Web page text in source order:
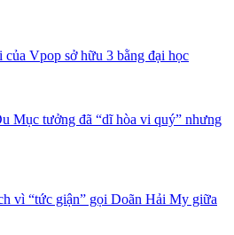
Vpop sở hữu 3 bằng đại học
Mục tưởng đã “dĩ hòa vi quý” nhưng
vì “tức giận” gọi Doãn Hải My giữa